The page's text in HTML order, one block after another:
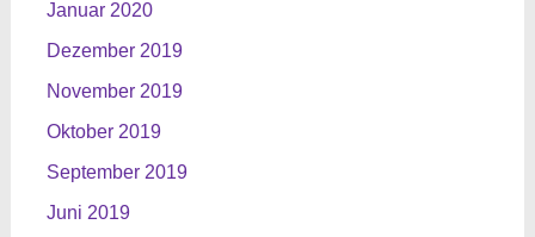
Januar 2020
Dezember 2019
November 2019
Oktober 2019
September 2019
Juni 2019